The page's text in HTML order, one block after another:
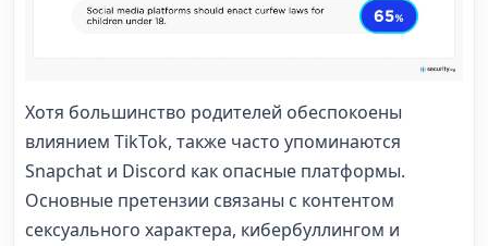
Хотя большинство родителей обеспокоены
влиянием TikTok, также часто упоминаются
Snapchat и Discord как опасные платформы.
Основные претензии связаны с контентом
сексуального характера, кибербуллингом и